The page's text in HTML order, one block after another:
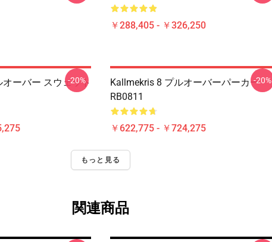
￥288,405 - ￥326,250
ーバー スウェット
-20%
Kallmekris 8 プルオーバーパーカー
RB0811
￥622,775 - ￥724,275
-20%
もっと見る
関連商品